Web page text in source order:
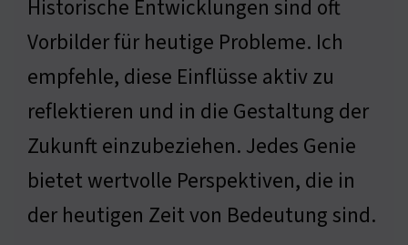
Historische Entwicklungen sind oft
Vorbilder für heutige Probleme. Ich
empfehle, diese Einflüsse aktiv zu
reflektieren und in die Gestaltung der
Zukunft einzubeziehen. Jedes Genie
bietet wertvolle Perspektiven, die in
der heutigen Zeit von Bedeutung sind.